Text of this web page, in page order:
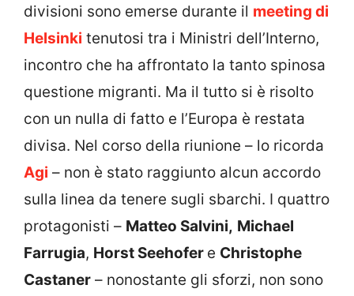
divisioni sono emerse durante il meeting di
Helsinki tenutosi tra i Ministri dell’Interno,
incontro che ha affrontato la tanto spinosa
questione migranti. Ma il tutto si è risolto
con un nulla di fatto e l’Europa è restata
divisa. Nel corso della riunione – lo ricorda
Agi – non è stato raggiunto alcun accordo
sulla linea da tenere sugli sbarchi. I quattro
protagonisti – Matteo Salvini, Michael
Farrugia, Horst Seehofer e Christophe
Castaner – nonostante gli sforzi, non sono